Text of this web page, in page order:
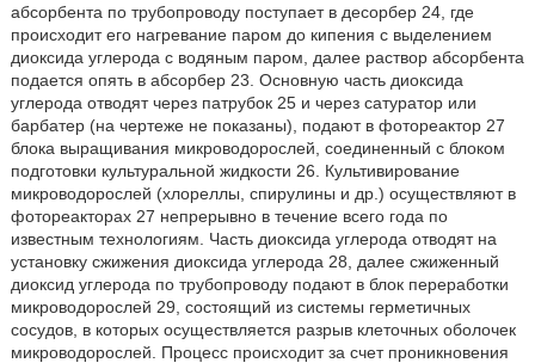
абсорбента по трубопроводу поступает в десорбер 24, где
происходит его нагревание паром до кипения с выделением
диоксида углерода с водяным паром, далее раствор абсорбента
подается опять в абсорбер 23. Основную часть диоксида
углерода отводят через патрубок 25 и через сатуратор или
барбатер (на чертеже не показаны), подают в фотореактор 27
блока выращивания микроводорослей, соединенный с блоком
подготовки культуральной жидкости 26. Культивирование
микроводорослей (хлореллы, спирулины и др.) осуществляют в
фотореакторах 27 непрерывно в течение всего года по
известным технологиям. Часть диоксида углерода отводят на
установку сжижения диоксида углерода 28, далее сжиженный
диоксид углерода по трубопроводу подают в блок переработки
микроводорослей 29, состоящий из системы герметичных
сосудов, в которых осуществляется разрыв клеточных оболочек
микроводорослей. Процесс происходит за счет проникновения